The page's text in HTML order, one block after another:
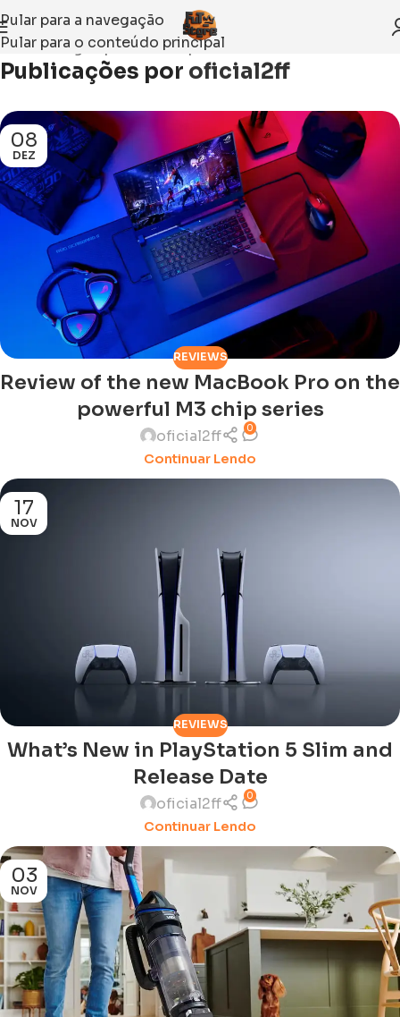
Pular para a navegação
Pular para o conteúdo principal
Início Artigos publicados por oficial2ff
Publicações por oficial2ff
08
DEZ
REVIEWS
Review of the new MacBook Pro on the
powerful M3 chip series
oficial2ff 0
Continuar Lendo
17
NOV
REVIEWS
What’s New in PlayStation 5 Slim and
Release Date
oficial2ff 0
Continuar Lendo
03
NOV